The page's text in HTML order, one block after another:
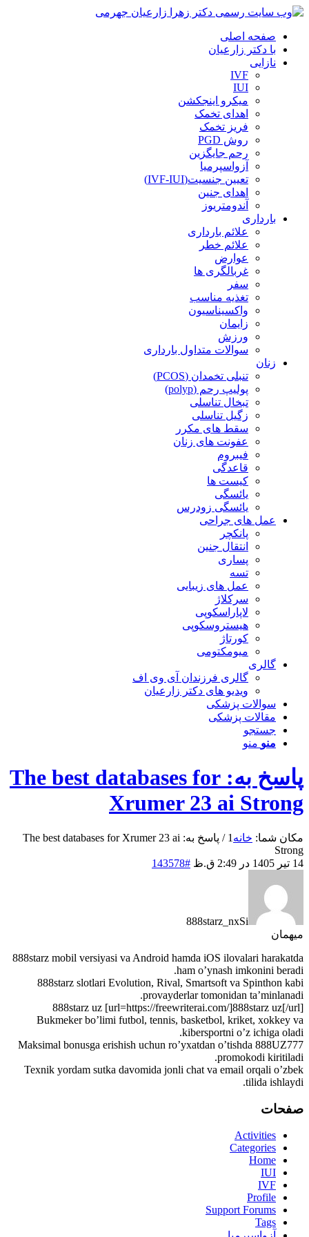
صفحه اصلی
با دکتر زارعیان
نازایی
IVF
IUI
میکرو اینجکشن
اهدای تخمک
فریز تخمک
روش PGD
رحم جایگزین
آزواسپرمیا
تعیین جنسیت(IVF-IUI)
اهدای جنین
آندومتریوز
بارداری
علائم بارداری
علائم خطر
عوارض
غربالگری ها
سفر
تغذیه مناسب
واکسیناسیون
زایمان
ورزش
سوالات متداول بارداری
زنان
تنبلی تخمدان (PCOS)
پولیپ رحم (polyp)
تبخال تناسلی
زگیل تناسلی
سقط های مکرر
عفونت های زنان
فیبروم
قاعدگی
کیست ها
یائسگی
یائسگی زودرس
عمل های جراحی
پانکچر
انتقال جنین
پساری
تسه
عمل های زیبایی
سرکلاژ
لاپاراسکوپی
هیستروسکوپی
کورتاژ
میومکتومی
گالری
گالری فرزندان آی وی اف
ویدیو های دکتر زارعیان
سوالات پزشکی
مقالات پزشکی
جستجو
منو منو
پاسخ به: The best databases for
Xrumer 23 ai Strong
مکان شما: خانه 1
/
پاسخ به: The best databases for Xrumer 23 ai
Strong
14 تیر 1405 در 2:49 ق.ظ
#143578
888starz_nxSi
میهمان
888starz mobil versiyasi va Android hamda iOS ilovalari harakatda
ham o’ynash imkonini beradi.
888starz slotlari Evolution, Rival, Smartsoft va Spinthon kabi
provayderlar tomonidan ta’minlanadi.
888starz uz [url=https://freewriterai.com/]888starz uz[/url]
Bukmeker bo’limi futbol, tennis, basketbol, kriket, xokkey va
kibersportni o’z ichiga oladi.
Maksimal bonusga erishish uchun ro’yxatdan o’tishda 888UZ777
promokodi kiritiladi.
Texnik yordam sutka davomida jonli chat va email orqali o’zbek
tilida ishlaydi.
صفحات
Activities
Categories
Home
IUI
IVF
Profile
Support Forums
Tags